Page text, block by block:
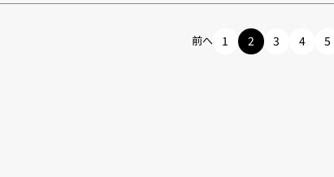
前へ 1 2 3 4 5